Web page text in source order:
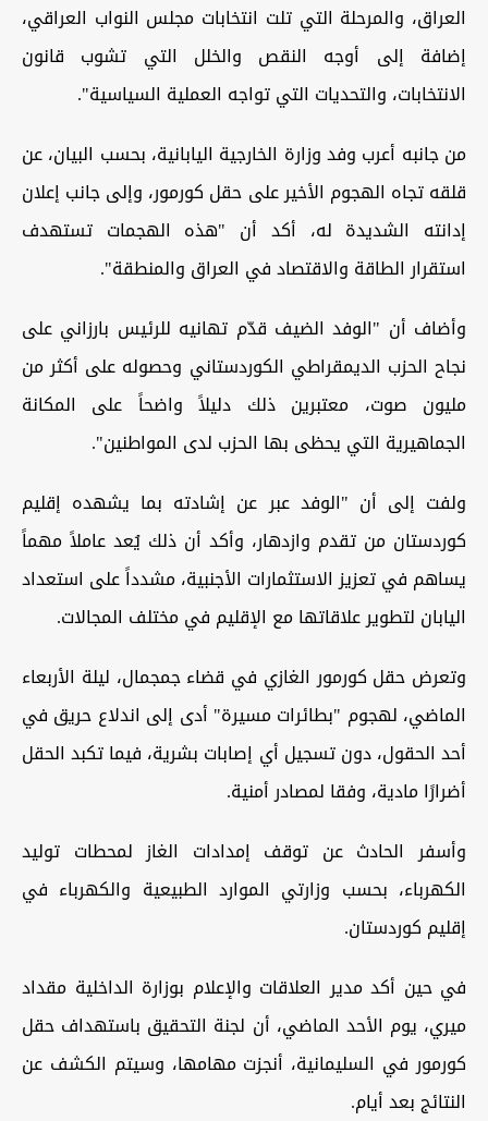
العراق، والمرحلة التي تلت انتخابات مجلس النواب العراقي،
إضافة إلى أوجه النقص والخلل التي تشوب قانون
الانتخابات، والتحديات التي تواجه العملية السياسية".
من جانبه أعرب وفد وزارة الخارجية اليابانية، بحسب البيان، عن
قلقه تجاه الهجوم الأخير على حقل كورمور، وإلى جانب إعلان
إدانته الشديدة له، أكد أن "هذه الهجمات تستهدف
استقرار الطاقة والاقتصاد في العراق والمنطقة".
وأضاف أن "الوفد الضيف قدّم تهانيه للرئيس بارزاني على
نجاح الحزب الديمقراطي الكوردستاني وحصوله على أكثر من
مليون صوت، معتبرين ذلك دليلاً واضحاً على المكانة
الجماهيرية التي يحظى بها الحزب لدى المواطنين".
ولفت إلى أن "الوفد عبر عن إشادته بما يشهده إقليم
كوردستان من تقدم وازدهار، وأكد أن ذلك يُعد عاملاً مهماً
يساهم في تعزيز الاستثمارات الأجنبية، مشدداً على استعداد
اليابان لتطوير علاقاتها مع الإقليم في مختلف المجالات.
وتعرض حقل كورمور الغازي في قضاء جمجمال، ليلة الأربعاء
الماضي، لهجوم "بطائرات مسيرة" أدى إلى اندلاع حريق في
أحد الحقول، دون تسجيل أي إصابات بشرية، فيما تكبد الحقل
أضرارًا مادية، وفقا لمصادر أمنية.
وأسفر الحادث عن توقف إمدادات الغاز لمحطات توليد
الكهرباء، بحسب وزارتي الموارد الطبيعية والكهرباء في
إقليم كوردستان.
في حين أكد مدير العلاقات والإعلام بوزارة الداخلية مقداد
ميري، يوم الأحد الماضي، أن لجنة التحقيق باستهداف حقل
كورمور في السليمانية، أنجزت مهامها، وسيتم الكشف عن
النتائج بعد أيام.